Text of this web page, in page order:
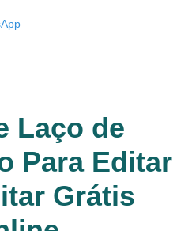
Laço de
Para Editar
Grátis